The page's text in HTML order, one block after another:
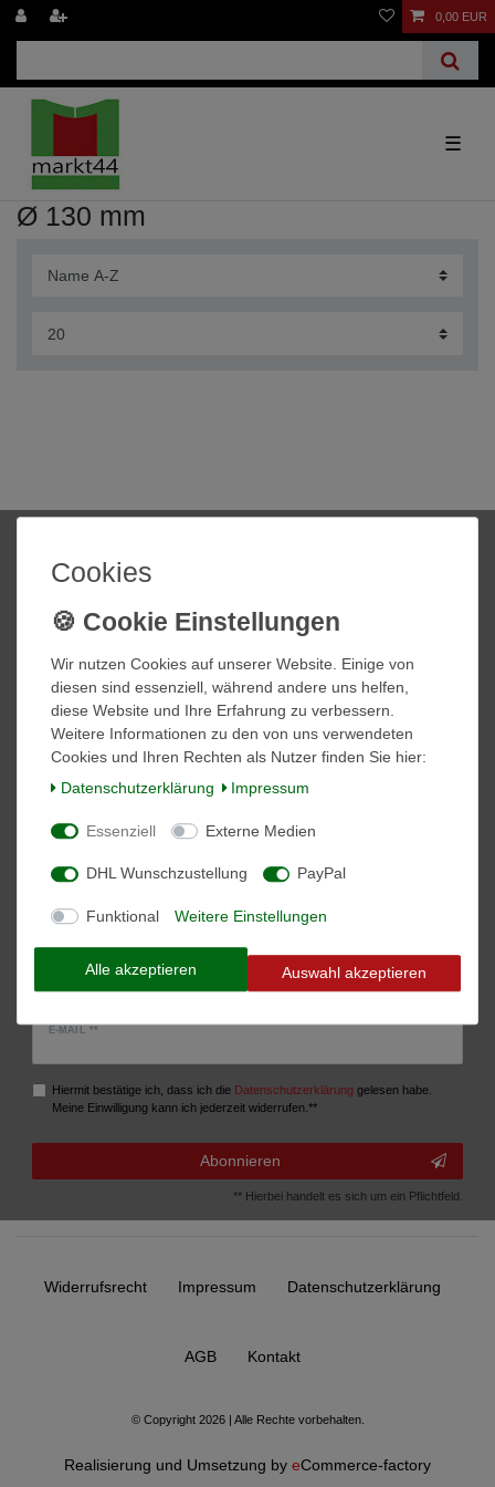
0,00 EUR
☰
Ø 130 mm
Mein Konto
Login
Informationen
Kontakt
Zahlung und Versand
Über Uns
Vertrag widerrufen
Social Media
Instagram
VORNAME NACHNAME
E-MAIL **
Hiermit bestätige ich, dass ich die Daten­schutz­erklärung gelesen habe.
Meine Einwilligung kann ich jederzeit widerrufen.**
Abonnieren
** Hierbei handelt es sich um ein Pflichtfeld.
Widerrufs­recht Impressum Daten­schutz­erklärung
AGB Kontakt
© Copyright 2026 | Alle Rechte vorbehalten.
Realisierung und Umsetzung by eCommerce-factory
Cookies
Wir nutzen Cookies auf unserer Website. Einige von
diesen sind essenziell, während andere uns helfen,
diese Website und Ihre Erfahrung zu verbessern.
Weitere Informationen zu den von uns verwendeten
Cookies und Ihren Rechten als Nutzer finden Sie hier:
Daten­schutz­erklärung
Impressum
Essenziell Externe Medien
DHL Wunschzustellung PayPal
Funktional Weitere Einstellungen
Alle akzeptieren Auswahl akzeptieren